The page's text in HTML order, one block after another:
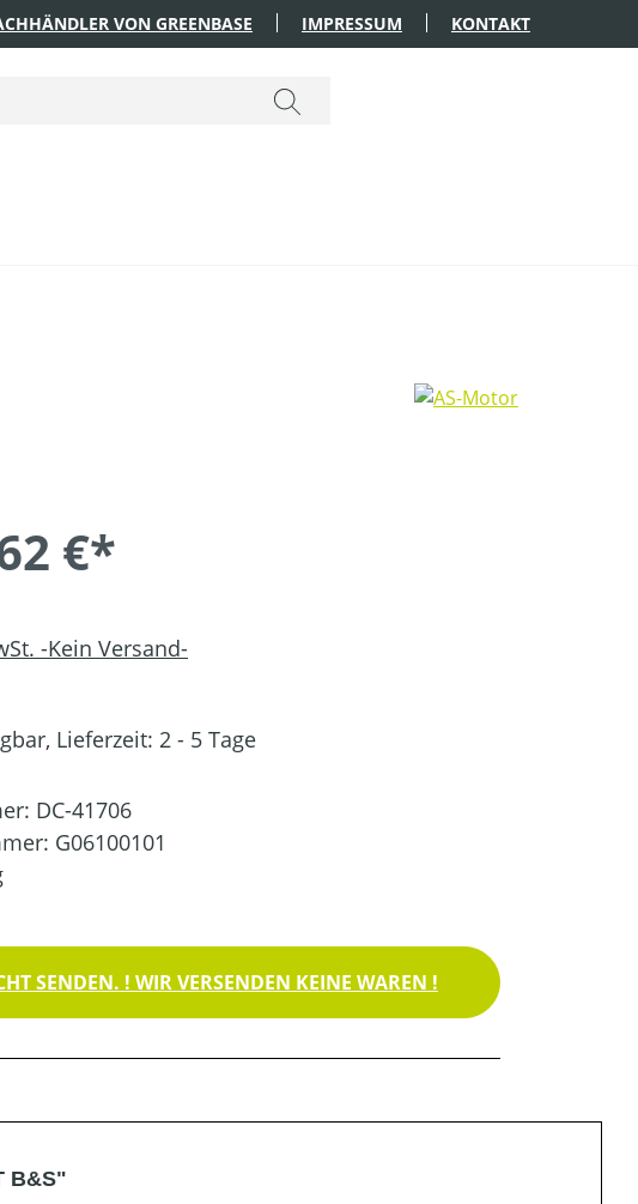
VON GREENBASE IMPRESSUM KONTAKT
€*
-Kein Versand-
Lieferzeit: 2 - 5 Tage
DC-41706
G06100101
SENDEN. ! WIR VERSENDEN KEINE WAREN !
B&S"